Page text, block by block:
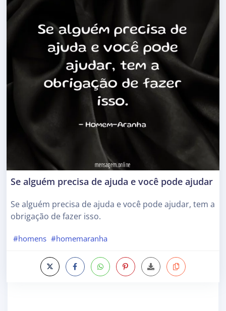
Se alguém precisa de ajuda e você pode ajudar
Se alguém precisa de ajuda e você pode ajudar, tem a
obrigação de fazer isso.
#homens #homemaranha